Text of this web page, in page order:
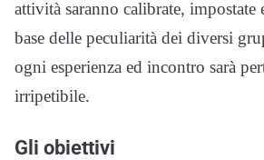
attività saranno calibrate, impostate
base delle peculiarità dei diversi
ogni esperienza ed incontro sarà
irripetibile.
Gli obiettivi